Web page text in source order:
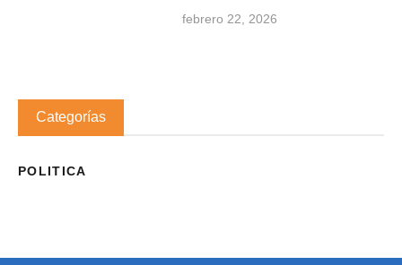
febrero 22, 2026
Categorías
POLITICA